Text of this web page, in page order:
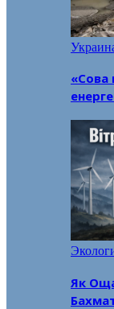
«Сова
Як